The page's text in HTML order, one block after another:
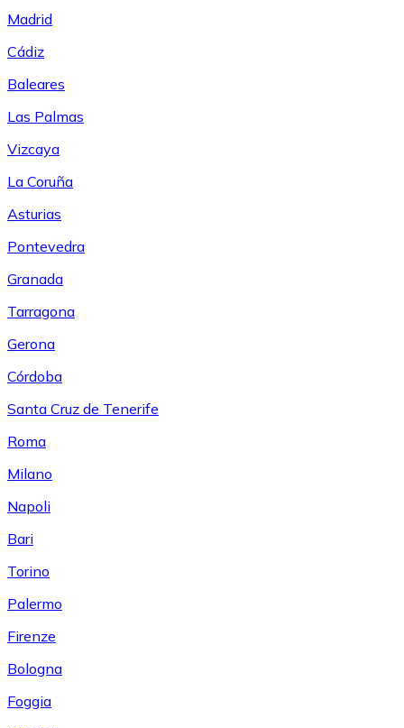
Madrid
Cádiz
Baleares
Las Palmas
Vizcaya
La Coruña
Asturias
Pontevedra
Granada
Tarragona
Gerona
Córdoba
Santa Cruz de Tenerife
Roma
Milano
Napoli
Bari
Torino
Palermo
Firenze
Bologna
Foggia